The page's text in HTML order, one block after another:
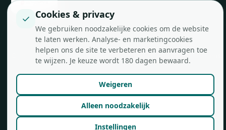
© job.rocks AG Made in Zürich für flexible Teams.
✓ Cookies & privacy
We gebruiken noodzakelijke cookies om de website
te laten werken. Analyse- en marketingcookies
helpen ons de site te verbeteren en aanvragen toe
te wijzen. Je keuze wordt 180 dagen bewaard.
Weigeren
Alleen noodzakelijk
Instellingen